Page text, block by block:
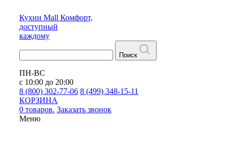
Кухни Mall Комфорт,
доступный
каждому
Поиск
ПН-ВС
с 10:00 до 20:00
8 (800) 302-77-06 8 (499) 348-15-11
КОРЗИНА
0 товаров. Заказать звонок
Меню